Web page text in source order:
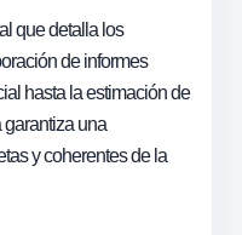
que detalla los
de informes
hasta la estimación de
garantiza una
y coherentes de la